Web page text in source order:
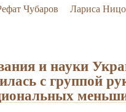
Чубаров Лариса
и науки
с группой